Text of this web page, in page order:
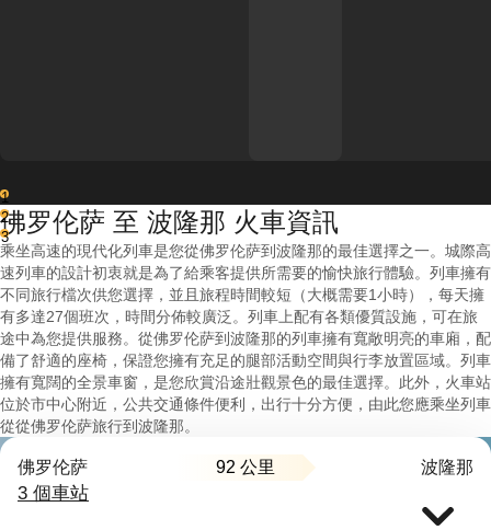
1
2
3
佛罗伦萨 至 波隆那 火車資訊
乘坐高速的現代化列車是您從佛罗伦萨到波隆那的最佳選擇之一。城際高
速列車的設計初衷就是為了給乘客提供所需要的愉快旅行體驗。列車擁有
不同旅行檔次供您選擇，並且旅程時間較短（大概需要1小時），每天擁
有多達27個班次，時間分佈較廣泛。列車上配有各類優質設施，可在旅
途中為您提供服務。從佛罗伦萨到波隆那的列車擁有寬敞明亮的車廂，配
備了舒適的座椅，保證您擁有充足的腿部活動空間與行李放置區域。列車
擁有寬闊的全景車窗，是您欣賞沿途壯觀景色的最佳選擇。此外，火車站
位於市中心附近，公共交通條件便利，出行十分方便，由此您應乘坐列車
從從佛罗伦萨旅行到波隆那。
佛罗伦萨 92 公里 波隆那
3 個車站